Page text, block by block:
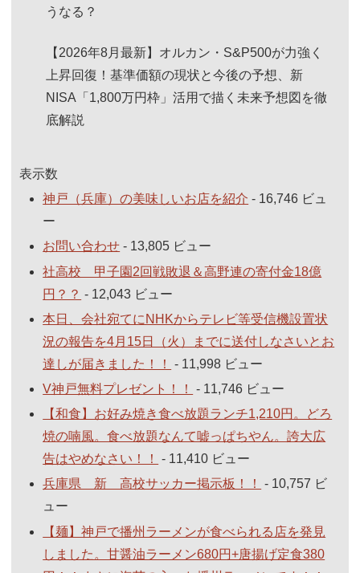
うなる？
【2026年8月最新】オルカン・S&P500が力強く
上昇回復！基準価額の現状と今後の予想、新
NISA「1,800万円枠」活用で描く未来予想図を徹
底解説
表示数
神戸（兵庫）の美味しいお店を紹介 - 16,746 ビュ
ー
お問い合わせ - 13,805 ビュー
社高校 甲子園2回戦敗退＆高野連の寄付金18億
円？？ - 12,043 ビュー
本日、会社宛てにNHKからテレビ等受信機設置状
況の報告を4月15日（火）までに送付しなさいとお
達しが届きました！！
- 11,998 ビュー
V神戸無料プレゼント！！
- 11,746 ビュー
【和食】お好み焼き食べ放題ランチ1,210円。どろ
焼の喃風。食べ放題なんて嘘っぱちやん。誇大広
告はやめなさい！！
- 11,410 ビュー
兵庫県 新 高校サッカー掲示板！！
- 10,757 ビ
ュー
【麺】神戸で播州ラーメンが食べられる店を発見
しました。甘醤油ラーメン680円+唐揚げ定食380